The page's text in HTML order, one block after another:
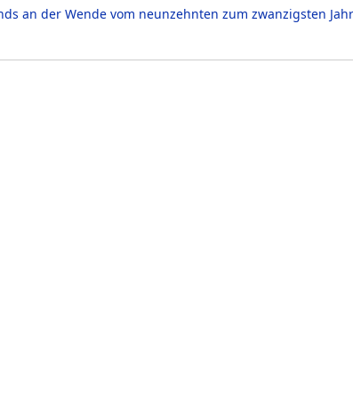
an der Wende vom neunzehnten zum zwanzigsten